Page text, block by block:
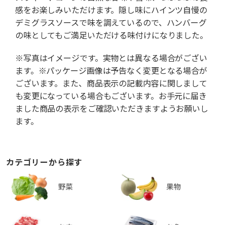
感をお楽しみいただけます。隠し味にハインツ自慢の
デミグラスソースで味を調えているので、ハンバーグ
の味としてもご満足いただける味付けになりました。
※写真はイメージです。実物とは異なる場合がござい
ます。※パッケージ画像は予告なく変更となる場合が
ございます。また、商品表示の記載内容に関しまして
も変更になっている場合もございます。お手元に届き
ました商品の表示をご確認いただきますようお願いし
ます。
カテゴリーから探す